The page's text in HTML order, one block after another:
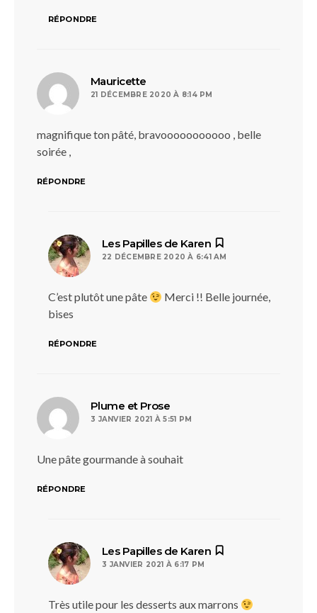
RÉPONDRE
Mauricette
21 DÉCEMBRE 2020 À 8:14 PM
magnifique ton pâté, bravooooooooooo , belle
soirée ,
RÉPONDRE
Les Papilles de Karen
22 DÉCEMBRE 2020 À 6:41 AM
C’est plutôt une pâte
Merci !! Belle journée,
bises
RÉPONDRE
Plume et Prose
3 JANVIER 2021 À 5:51 PM
Une pâte gourmande à souhait
RÉPONDRE
Les Papilles de Karen
3 JANVIER 2021 À 6:17 PM
Très utile pour les desserts aux marrons